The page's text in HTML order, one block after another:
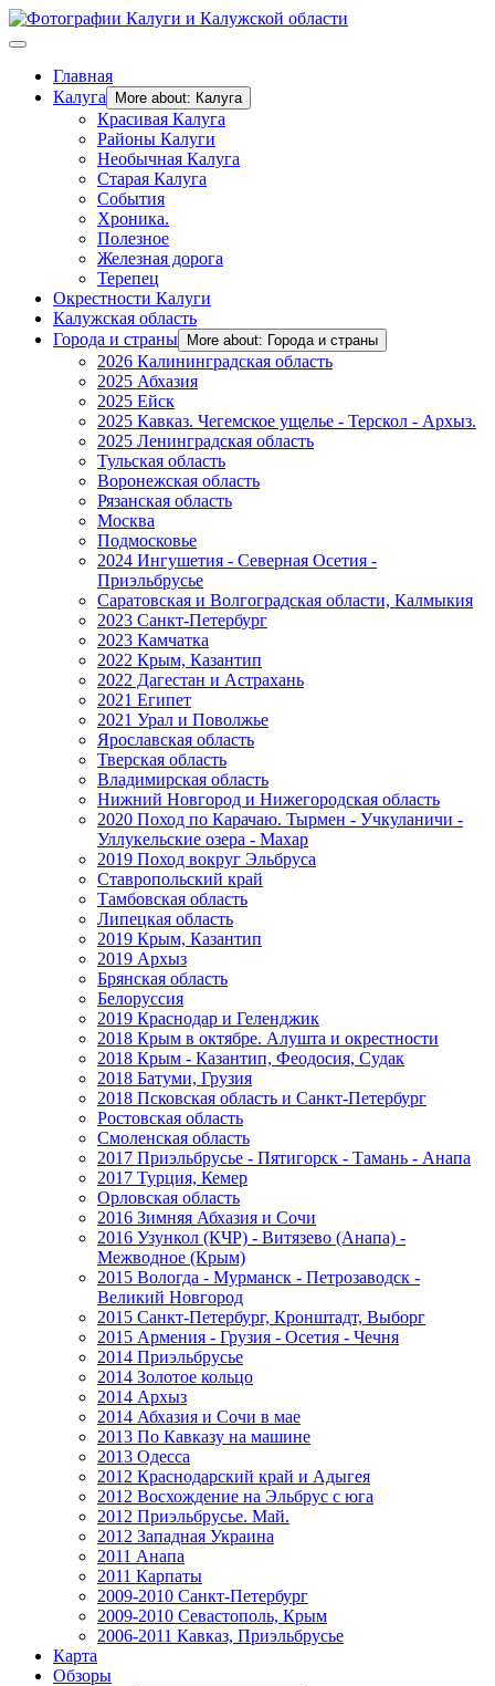
Главная
Калуга
More about: Калуга
Красивая Калуга
Районы Калуги
Необычная Калуга
Старая Калуга
События
Хроника.
Полезное
Железная дорога
Терепец
Окрестности Калуги
Калужская область
Города и страны
More about: Города и страны
2026 Калининградская область
2025 Абхазия
2025 Ейск
2025 Кавказ. Чегемское ущелье - Терскол - Архыз.
2025 Ленинградская область
Тульская область
Воронежская область
Рязанская область
Москва
Подмосковье
2024 Ингушетия - Северная Осетия -
Приэльбрусье
Саратовская и Волгоградская области, Калмыкия
2023 Санкт-Петербург
2023 Камчатка
2022 Крым, Казантип
2022 Дагестан и Астрахань
2021 Египет
2021 Урал и Поволжье
Ярославская область
Тверская область
Владимирская область
Нижний Новгород и Нижегородская область
2020 Поход по Карачаю. Тырмен - Учкуланичи -
Уллукельские озера - Махар
2019 Поход вокруг Эльбруса
Ставропольский край
Тамбовская область
Липецкая область
2019 Крым, Казантип
2019 Архыз
Брянская область
Белоруссия
2019 Краснодар и Геленджик
2018 Крым в октябре. Алушта и окрестности
2018 Крым - Казантип, Феодосия, Судак
2018 Батуми, Грузия
2018 Псковская область и Санкт-Петербург
Ростовская область
Смоленская область
2017 Приэльбрусье - Пятигорск - Тамань - Анапа
2017 Турция, Кемер
Орловская область
2016 Зимняя Абхазия и Сочи
2016 Узункол (КЧР) - Витязево (Анапа) -
Межводное (Крым)
2015 Вологда - Мурманск - Петрозаводск -
Великий Новгород
2015 Санкт-Петербург, Кронштадт, Выборг
2015 Армения - Грузия - Осетия - Чечня
2014 Приэльбрусье
2014 Золотое кольцо
2014 Архыз
2014 Абхазия и Сочи в мае
2013 По Кавказу на машине
2013 Одесса
2012 Краснодарский край и Адыгея
2012 Восхождение на Эльбрус с юга
2012 Приэльбрусье. Май.
2012 Западная Украина
2011 Анапа
2011 Карпаты
2009-2010 Санкт-Петербург
2009-2010 Севастополь, Крым
2006-2011 Кавказ, Приэльбрусье
Карта
Обзоры